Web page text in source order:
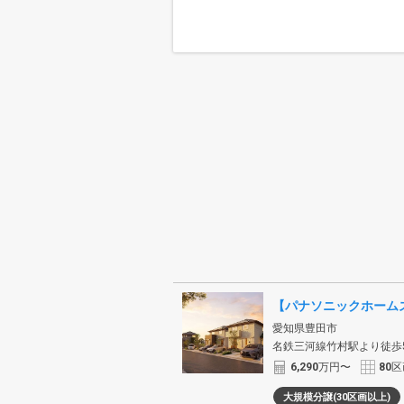
【パナソニックホー
愛知県豊田市
名鉄三河線竹村駅より徒
6,290万円〜 80区
大規模分譲(30区画以上)